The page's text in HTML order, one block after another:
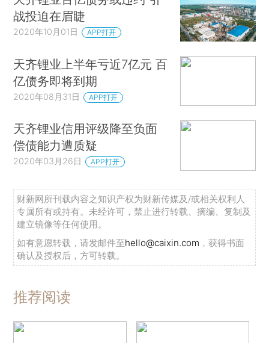
战投迫在眉睫
2020年10月01日 APP打开
天齐锂业上半年亏近7亿元 百
亿债务即将到期
2020年08月31日 APP打开
天齐锂业信用评级降至负面
偿债能力遭质疑
2020年03月26日 APP打开
财新网所刊载内容之知识产权为财新传媒及/或相关权利人
专属所有或持有。未经许可，禁止进行转载、摘编、复制及
建立镜像等任何使用。
如有意愿转载，请发邮件至hello@caixin.com ，获得书面
确认及授权后，方可转载。
推荐阅读